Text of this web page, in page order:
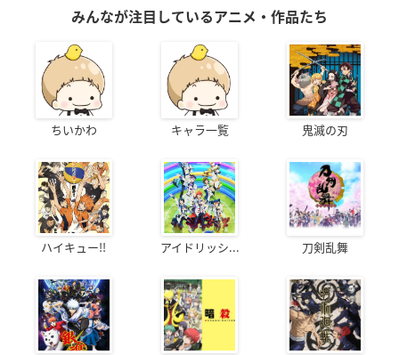
みんなが注目しているアニメ・作品たち
ちいかわ キャラ一覧 鬼滅の刃
ハイキュー!! アイドリッシ... 刀剣乱舞